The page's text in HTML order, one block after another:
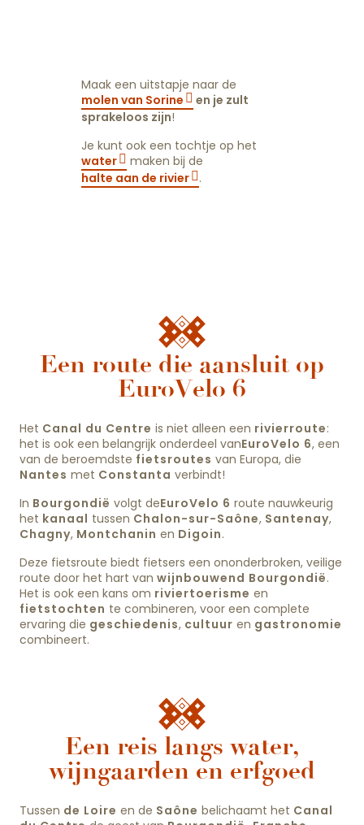
Maak een uitstapje naar de
molen van Sorine
en je zult
sprakeloos zijn!
Je kunt ook een tochtje op het
water
maken bij de
halte aan de rivier
.
Een route die aansluit op
EuroVelo 6
Het Canal du Centre is niet alleen een rivierroute:
het is ook een belangrijk onderdeel vanEuroVelo 6, een
van de beroemdste fietsroutes van Europa, die
Nantes met Constanta verbindt!
In Bourgondië volgt deEuroVelo 6 route nauwkeurig
het kanaal tussen Chalon-sur-Saône, Santenay,
Chagny, Montchanin en Digoin.
Deze fietsroute biedt fietsers een ononderbroken, veilige
route door het hart van wijnbouwend Bourgondië.
Het is ook een kans om riviertoerisme en
fietstochten te combineren, voor een complete
ervaring die geschiedenis, cultuur en gastronomie
combineert.
Een reis langs water,
wijngaarden en erfgoed
Tussen de Loire en de Saône belichaamt het Canal